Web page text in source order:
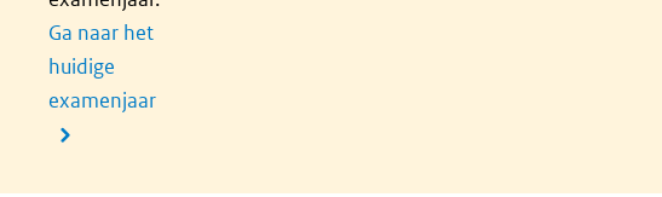
Ga naar het
huidige
examenjaar